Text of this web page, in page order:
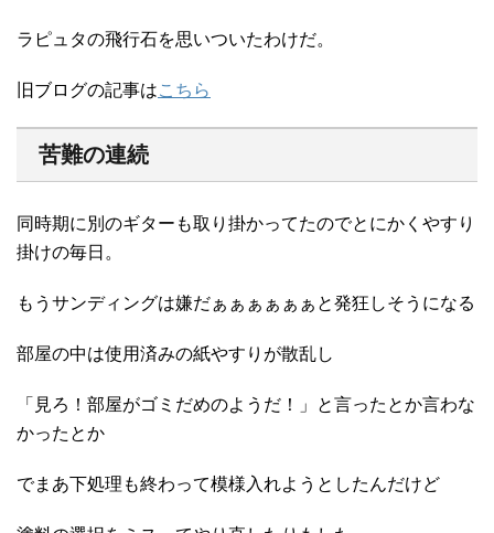
ラピュタの飛行石を思いついたわけだ。
旧ブログの記事はこちら
苦難の連続
同時期に別のギターも取り掛かってたのでとにかくやすり
掛けの毎日。
もうサンディングは嫌だぁぁぁぁぁぁと発狂しそうになる
部屋の中は使用済みの紙やすりが散乱し
「見ろ！部屋がゴミだめのようだ！」と言ったとか言わな
かったとか
でまあ下処理も終わって模様入れようとしたんだけど